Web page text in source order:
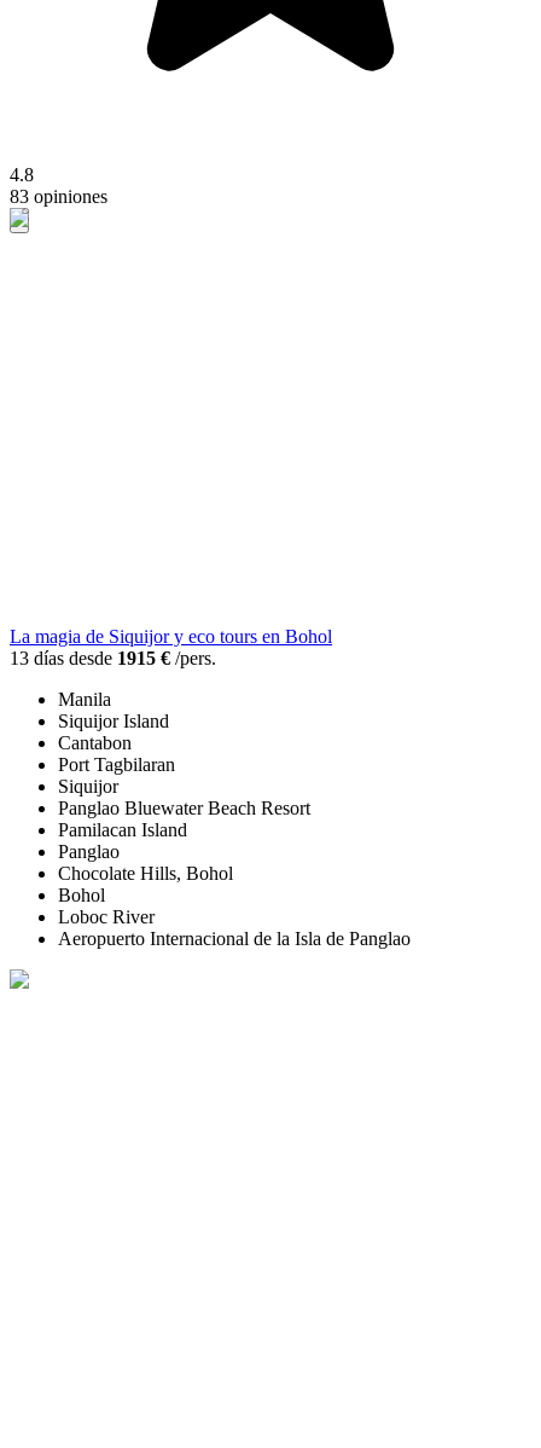
4.8
83 opiniones
La magia de Siquijor y eco tours en Bohol
13 días desde 1915 € /pers.
Manila
Siquijor Island
Cantabon
Port Tagbilaran
Siquijor
Panglao Bluewater Beach Resort
Pamilacan Island
Panglao
Chocolate Hills, Bohol
Bohol
Loboc River
Aeropuerto Internacional de la Isla de Panglao